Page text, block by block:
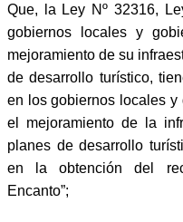
Que, la Ley Nº 32316,
gobiernos locales y
mejoramiento de su
de desarrollo turístico,
en los gobiernos locales
el mejoramiento de la
planes de desarrollo
en la obtención del
Encanto”;